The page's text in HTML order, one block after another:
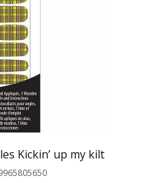
Kickin’ up my kilt